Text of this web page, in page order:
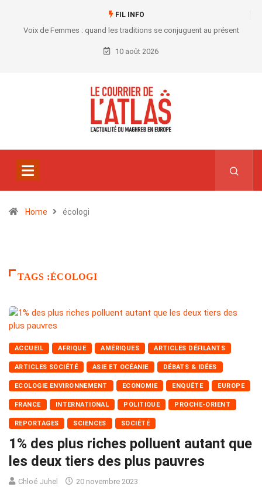
FIL INFO
Voix de Femmes : quand les traditions se conjuguent au présent
10 août 2026
Home écologi
TAGS :ÉCOLOGI
ACCUEIL AFRIQUE AMÉRIQUES ARTICLES DÉFILANTS
ARTICLES SOCIÉTÉ ASIE ET OCÉANIE DÉBATS & IDÉES
ECOLOGIE ENVIRONNEMENT ECONOMIE ENQUÊTE EUROPE
FRANCE INTERNATIONAL POLITIQUE PROCHE-ORIENT
REPORTAGES SCIENCES SOCIÉTÉ
1% des plus riches polluent autant que
les deux tiers des plus pauvres
Chloé Juhel 20 novembre 2023